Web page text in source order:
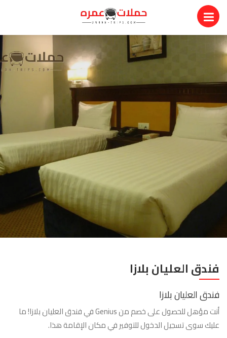
فندق العليان بلازا
فندق العليان بلازا
أنت مؤهل للحصول على خصم من Genius في فندق العليان بلازا! ما
عليك سوى تسجيل الدخول للتوفير في مكان الإقامة هذا.